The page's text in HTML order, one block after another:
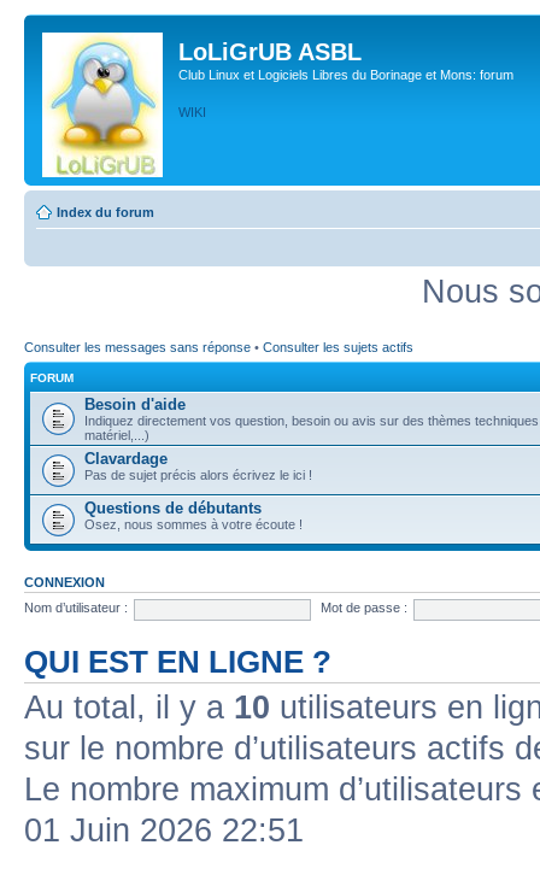
LoLiGrUB ASBL
Club Linux et Logiciels Libres du Borinage et Mons: forum
WIKI
Index du forum
Nous
Consulter les messages sans réponse • Consulter les sujets actifs
FORUM
Besoin d'aide
Indiquez directement vos question, besoin ou avis sur des thèmes
matériel,...)
Clavardage
Pas de sujet précis alors écrivez le ici !
Questions de débutants
Osez, nous sommes à votre écoute !
CONNEXION
Nom d’utilisateur :
Mot de passe :
QUI EST EN LIGNE ?
Au total, il y a 10 utilisateurs en
sur le nombre d’utilisateurs actifs
Le nombre maximum
01 Juin 2026 22:51